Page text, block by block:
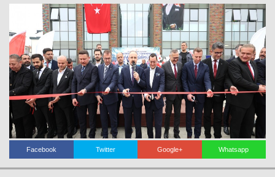
Facebook Twitter Google+ Whatsapp
ANKETLER
FOTO GALERİ
VİDEO GALERİ
KÜNYE